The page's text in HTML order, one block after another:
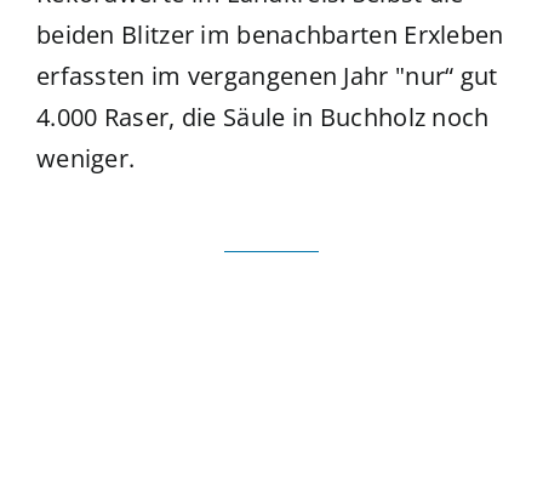
beiden Blitzer im benachbarten Erxleben
erfassten im vergangenen Jahr "nur“ gut
4.000 Raser, die Säule in Buchholz noch
weniger.